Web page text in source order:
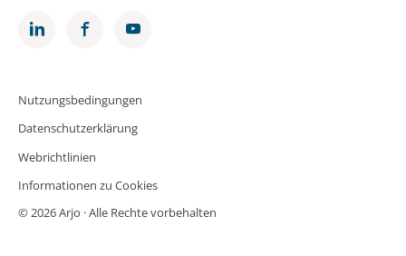
Nutzungsbedingungen
Datenschutzerklärung
Webrichtlinien
Informationen zu Cookies
© 2026 Arjo · Alle Rechte vorbehalten